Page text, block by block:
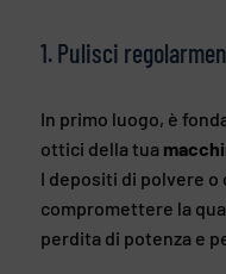
1. Pulisci
In primo luogo, è
ottici della tua
I depositi di polvere o
compromettere la
perdita di potenza e